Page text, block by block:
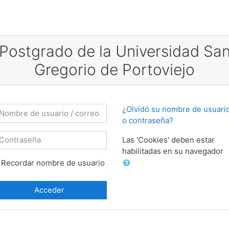
Postgrado de la Universidad
Gregorio de Portoviejo
de usuario / correo electrónico
Recordar nombre de usuario
Acceder
¿Olvidó su nombre de
o contraseña?
Las 'Cookies' deben estar
habilitadas en su navegador